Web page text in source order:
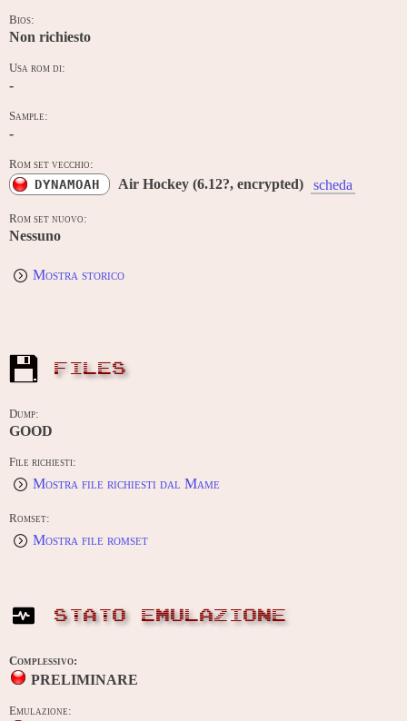
Bios:
Non richiesto
Usa rom di:
-
Sample:
-
Rom set vecchio:
DYNAMOAH Air Hockey (6.12?, encrypted) scheda
Rom set nuovo:
Nessuno
Mostra storico
FILES
Dump:
GOOD
File richiesti:
Mostra file richiesti dal Mame
Romset:
Mostra file romset
STATO EMULAZIONE
Complessivo:
PRELIMINARE
Emulazione: